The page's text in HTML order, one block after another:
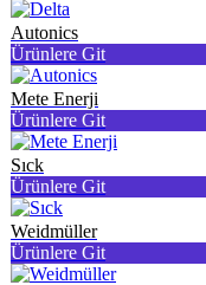
Autonics
Ürünlere Git
Mete Enerji
Ürünlere Git
Sıck
Ürünlere Git
Weidmüller
Ürünlere Git